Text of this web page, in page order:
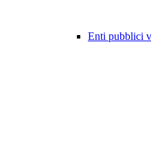
Enti pubblici